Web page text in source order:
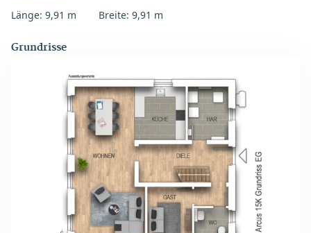
Länge: 9,91 m Breite: 9,91 m
Grundrisse